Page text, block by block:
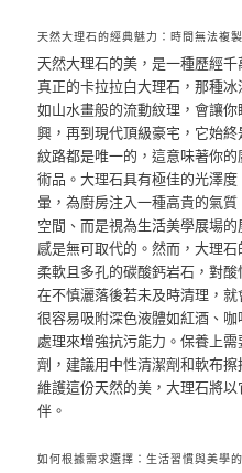
天然大理石的經典魅力：時間無法複
天然大理石的美，是一種歷經
真正的卡拉拉白大理石，那種
如山水畫般的流動紋理，會讓
興，再到現代頂級豪宅，它始
紋路都是唯一的，這意味著你
術品。大理石具有極佳的光澤
暈，為廚房注入一種高貴的氣
空間、而是視為生活美學展場
感是無可取代的。然而，大理
柔軟且多孔的碳酸鈣岩石，對
在不慎灑落後若未及時清理，
很容易吸附深色液體如紅酒、
處理來增強抗污能力。保養上
劑，建議用中性清潔劑和軟布
維護這份天然的美，大理石將
伴。
如何根據需求選擇：生活習慣與美學